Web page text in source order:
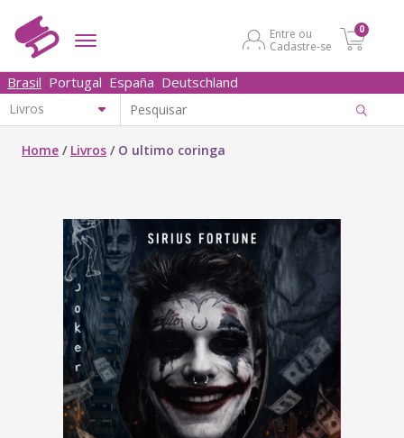
Entre ou
Cadastre-se
0
Brasil Portugal España Deutschland
Home / Livros / O ultimo coringa